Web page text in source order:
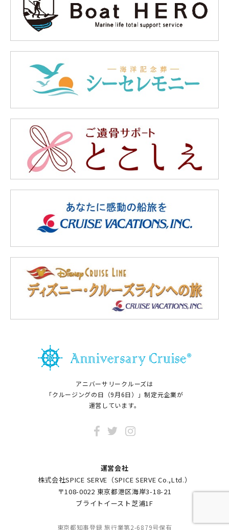
アニバーサリークルーズは
「クルージングの日（9月6日）」制定元企業が
運営しています。
運営会社
株式会社SPICE SERVE（SPICE SERVE Co.,Ltd.）
〒108-0022 東京都港区海岸3-18-21
ブライトイースト芝浦1F
東京都知事登録 旅行業第2-6879号保有